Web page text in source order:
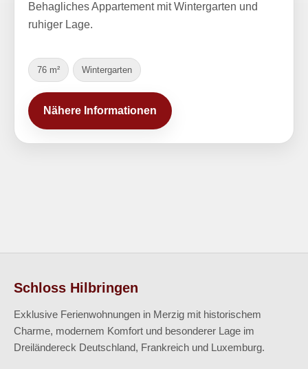
Behagliches Appartement mit Wintergarten und
ruhiger Lage.
76 m² Wintergarten
Nähere Informationen
Schloss Hilbringen
Exklusive Ferienwohnungen in Merzig mit historischem
Charme, modernem Komfort und besonderer Lage im
Dreiländereck Deutschland, Frankreich und Luxemburg.